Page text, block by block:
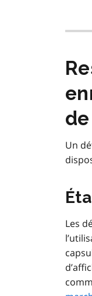
Un
Les